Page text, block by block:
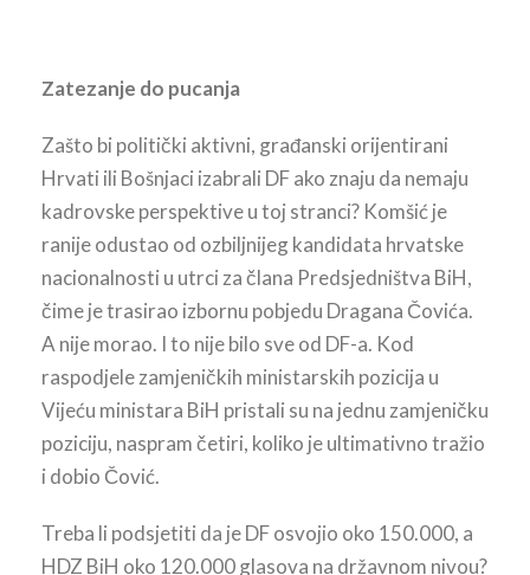
Zatezanje do pucanja
Zašto bi politički aktivni, građanski orijentirani
Hrvati ili Bošnjaci izabrali DF ako znaju da nemaju
kadrovske perspektive u toj stranci? Komšić je
ranije odustao od ozbiljnijeg kandidata hrvatske
nacionalnosti u utrci za člana Predsjedništva BiH,
čime je trasirao izbornu pobjedu Dragana Čovića.
A nije morao. I to nije bilo sve od DF-a. Kod
raspodjele zamjeničkih ministarskih pozicija u
Vijeću ministara BiH pristali su na jednu zamjeničku
poziciju, naspram četiri, koliko je ultimativno tražio
i dobio Čović.
Treba li podsjetiti da je DF osvojio oko 150.000, a
HDZ BiH oko 120.000 glasova na državnom nivou?